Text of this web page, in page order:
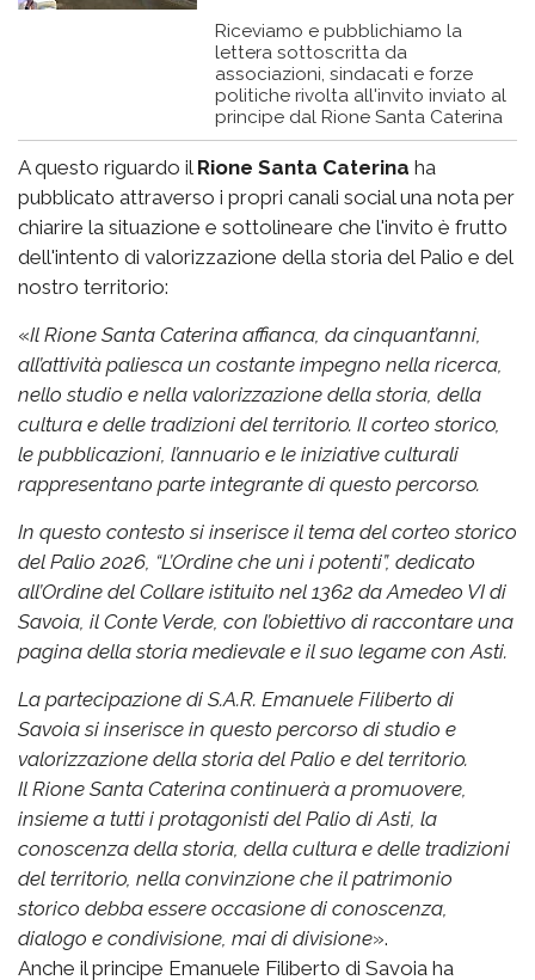
Riceviamo e pubblichiamo la
lettera sottoscritta da
associazioni, sindacati e forze
politiche rivolta all'invito inviato al
principe dal Rione Santa Caterina
A questo riguardo il Rione Santa Caterina ha
pubblicato attraverso i propri canali social una nota per
chiarire la situazione e sottolineare che l'invito è frutto
dell'intento di valorizzazione della storia del Palio e del
nostro territorio:
«Il Rione Santa Caterina affianca, da cinquant’anni,
all’attività paliesca un costante impegno nella ricerca,
nello studio e nella valorizzazione della storia, della
cultura e delle tradizioni del territorio. Il corteo storico,
le pubblicazioni, l’annuario e le iniziative culturali
rappresentano parte integrante di questo percorso.
In questo contesto si inserisce il tema del corteo storico
del Palio 2026, “L’Ordine che unì i potenti”, dedicato
all’Ordine del Collare istituito nel 1362 da Amedeo VI di
Savoia, il Conte Verde, con l’obiettivo di raccontare una
pagina della storia medievale e il suo legame con Asti.
La partecipazione di S.A.R. Emanuele Filiberto di
Savoia si inserisce in questo percorso di studio e
valorizzazione della storia del Palio e del territorio.
Il Rione Santa Caterina continuerà a promuovere,
insieme a tutti i protagonisti del Palio di Asti, la
conoscenza della storia, della cultura e delle tradizioni
del territorio, nella convinzione che il patrimonio
storico debba essere occasione di conoscenza,
dialogo e condivisione, mai di divisione».
Anche il principe Emanuele Filiberto di Savoia ha